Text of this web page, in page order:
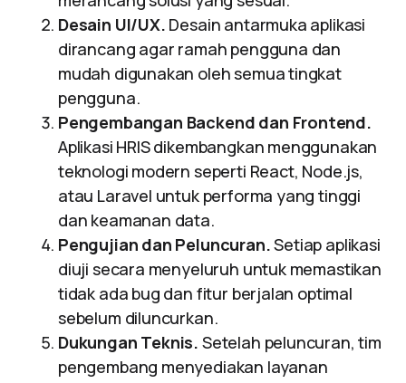
Desain UI/UX. Desain antarmuka aplikasi
dirancang agar ramah pengguna dan
mudah digunakan oleh semua tingkat
pengguna.
Pengembangan Backend dan Frontend.
Aplikasi HRIS dikembangkan menggunakan
teknologi modern seperti React, Node.js,
atau Laravel untuk performa yang tinggi
dan keamanan data.
Pengujian dan Peluncuran.Setiap aplikasi
diuji secara menyeluruh untuk memastikan
tidak ada bug dan fitur berjalan optimal
sebelum diluncurkan.
Dukungan Teknis. Setelah peluncuran, tim
pengembang menyediakan layanan